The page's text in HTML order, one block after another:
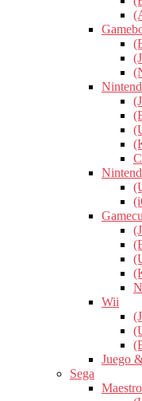
Wii
Juego
Sega